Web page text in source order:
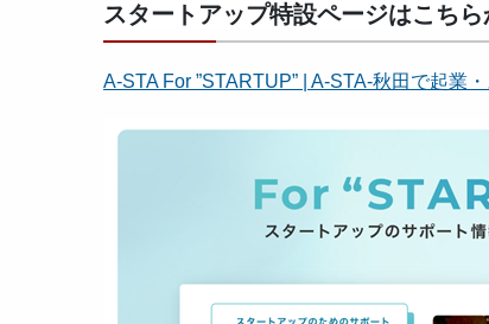
スタートアップ特設ページはこちら
A-STA For ”STARTUP” | A-STA-秋田で起業